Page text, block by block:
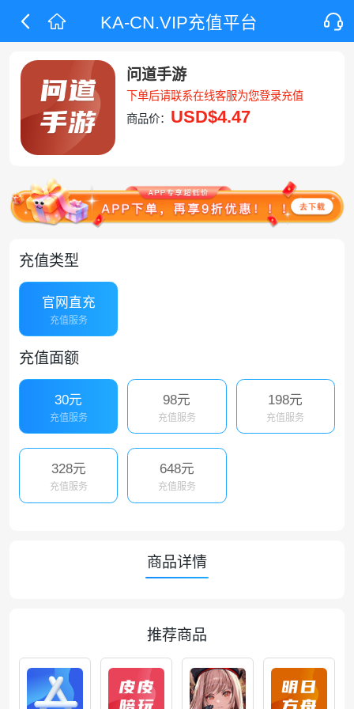
KA-CN.VIP充值平台
问道手游
下单后请联系在线客服为您登录充值
商品价： USD$4.47
充值类型
官网直充
充值服务
充值面额
30元
充值服务
98元
充值服务
198元
充值服务
328元
充值服务
648元
充值服务
商品详情
推荐商品